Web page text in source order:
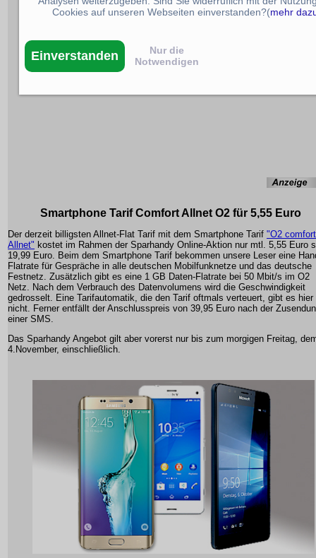
Smartphone Tarif Comfort Allnet O2 für 5,55 Euro
Der derzeit billigsten Allnet-Flat Tarif mit dem Smartphone Tarif "O2 comfort
Allnet" kostet im Rahmen der Sparhandy Online-Aktion nur mtl. 5,55 Euro
19,99 Euro. Beim dem Smartphone Tarif bekommen unsere Leser eine
Flatrate für Gespräche in alle deutschen Mobilfunknetze und das deutsche
Festnetz. Zusätzlich gibt es eine 1 GB Daten-Flatrate bei 50 Mbit/s im O2
Netz. Nach dem Verbrauch des Datenvolumens wird die Geschwindigkeit
gedrosselt. Eine Tarifautomatik, die den Tarif oftmals verteuert, gibt es hier
nicht. Ferner entfällt der Anschlusspreis von 39,95 Euro nach der
einer SMS.
Das Sparhandy Angebot gilt aber vorerst nur bis zum morgigen Freitag,
4.November, einschließlich.
Cookies auf unseren Webseiten einverstanden?(mehr
Einverstanden
Nur die
Notwendigen